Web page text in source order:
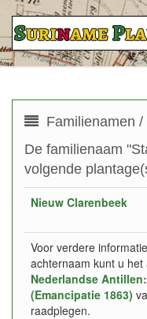
Familienamen /
De familienaam
volgende
Nieuw Clarenbeek
Voor verdere
achternaam kunt u het
Nederlandse
(Emancipatie 1863)
raadplegen.